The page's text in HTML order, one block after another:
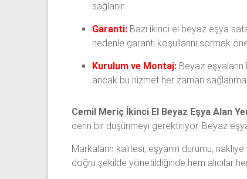
sağlanır.
Garanti: Bazı ikinci el beyaz eşya
nedenle garanti koşullarını sormak
Kurulum ve Montaj: Beyaz
ancak bu hizmet her zaman
Cemil Meriç İkinci El Beyaz Eşya Alan
derin bir düşünmeyi gerektiriyor. Beyaz
Markaların kalitesi, eşyanın durumu,
doğru şekilde yönetildiğinde hem alıcılar